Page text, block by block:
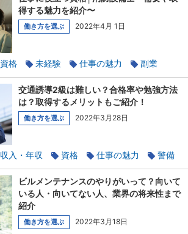
得する魅力を紹介〜
働き方を選ぶ 2022年4月 1日
資格 未経験 仕事の魅力 副業
交通誘導2級は難しい？合格率や勉強方法
は？取得するメリットもご紹介！
働き方を選ぶ 2022年3月28日
収入・年収 資格 仕事の魅力 警備
ビルメンテナンスのやりがいって？向いて
いる人・向いてない人、業界の将来性まで
紹介
働き方を選ぶ 2022年3月18日